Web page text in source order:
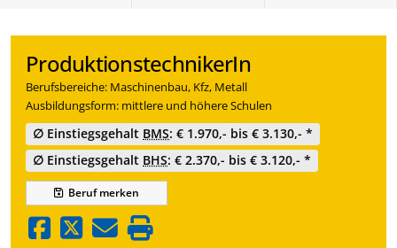
ProduktionstechnikerIn
Berufsbereiche: Maschinenbau, Kfz, Metall
Ausbildungsform: mittlere und höhere Schulen
∅ Einstiegsgehalt BMS: € 1.970,- bis € 3.130,- *
∅ Einstiegsgehalt BHS: € 2.370,- bis € 3.120,- *
Berufmerken